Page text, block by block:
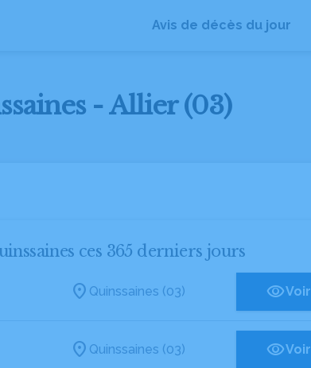
Avis de décès du jour
- Allier (03)
ces 365 derniers jours
Quinssaines (03) Voir
Quinssaines (03) Voir